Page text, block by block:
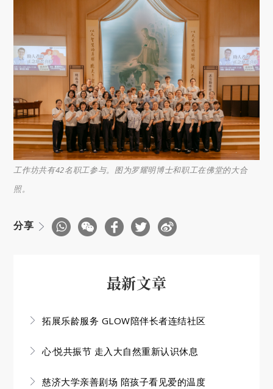
工作坊共有42名职工参与。图为罗耀明博士和职工在佛堂的大合
照。
分享
最新文章
拓展乐龄服务 GLOW陪伴长者连结社区
心·悦共振节 走入大自然重新认识休息
慈济大学亲善剧场 陪孩子看见爱的温度